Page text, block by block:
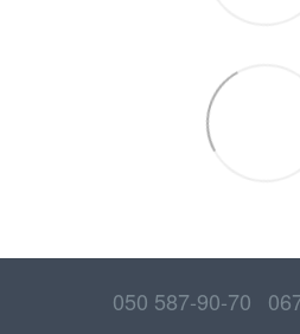
050 587-90-70